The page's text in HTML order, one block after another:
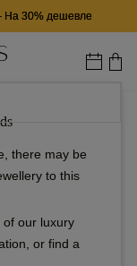
На 30% дешевле
there may be
to this
of our luxury
or find a